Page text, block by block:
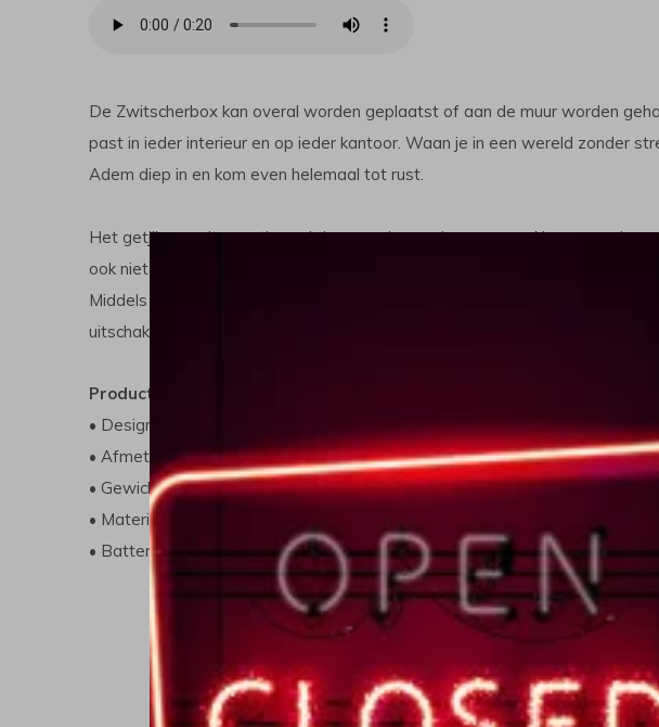
De Zwitscherbox kan overal worden geplaatst of aan de muur worden
past in ieder interieur en op ieder kantoor. Waan je in een wereld zonder
Adem diep in en kom even helemaal tot rust.
Het getjilp wordt geactiveerd door een bewegingssensor. Als er geen
ook niet aan. Als er geen nieuwe impuls komt, vervaagt het geluid na
Middels een klein wieltje aan de zijkant kan je het volume aanpassen of de
uitschakelen.
Productspecificaties:
• Design: Sunbeam
• Afmeting: 11 x 3 x 14cm (LxBxH)
• Gewicht: 262 gram
• Materiaal: ABS, Plexiglas
• Batterij: 3x AA batterij (zijn inbegrepen)